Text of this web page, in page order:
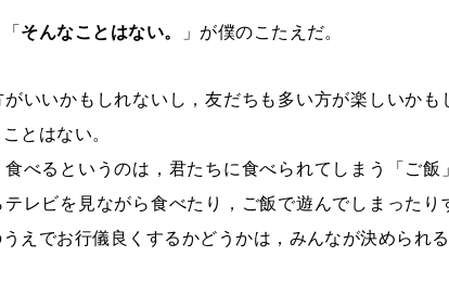
そんなことはない。 」が僕のこたえだ。
いいかもしれないし，友だちも多い方が楽しいか
とはない。
食べるというのは，君たちに食べられてしまう「ご
レビを見ながら食べたり，ご飯で遊んでしまった
えでお行儀良くするかどうかは，みんなが決められる